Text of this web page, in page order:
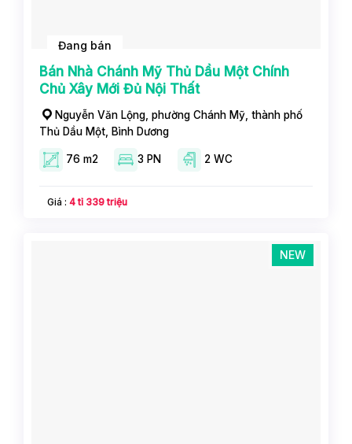
Đang bán
Bán Nhà Chánh Mỹ Thủ Dầu Một Chính
Chủ Xây Mới Đủ Nội Thất
Nguyễn Văn Lộng, phường Chánh Mỹ, thành phố
Thủ Dầu Một, Bình Dương
76 m2 3 PN 2 WC
Giá : 4 tỉ 339 triệu
NEW